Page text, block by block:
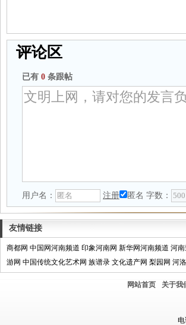
评论区
已有 0 条跟帖
用户名： 注册 匿名 字数：
友情链接
商都网 中国网河南频道 印象河南网 新华网河南频道 河南
游网 中国传统文化艺术网 族谱录 文化遗产网 梨园网 河
网站首页 关于我
电